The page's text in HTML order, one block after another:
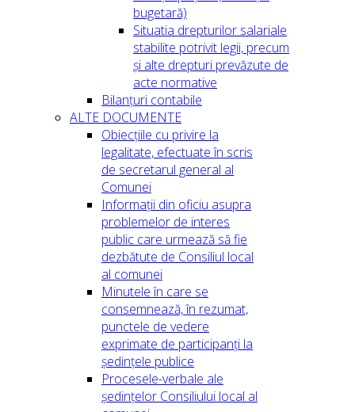
bugetară)
Situatia drepturilor salariale
stabilite potrivit legii, precum
și alte drepturi prevăzute de
acte normative
Bilanțuri contabile
ALTE DOCUMENTE
Obiecțiile cu privire la
legalitate, efectuate în scris
de secretarul general al
Comunei
Informații din oficiu asupra
problemelor de interes
public care urmează să fie
dezbătute de Consiliul local
al comunei
Minutele în care se
consemnează, în rezumat,
punctele de vedere
exprimate de participanți la
ședințele publice
Procesele-verbale ale
ședințelor Consiliului local al